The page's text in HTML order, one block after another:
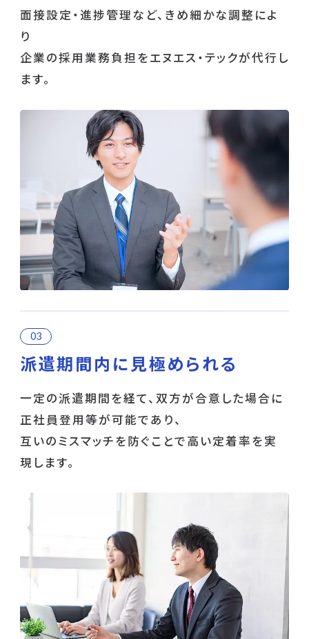
面接設定・進捗管理など、きめ細かな調整によ
り
企業の採用業務負担をエヌエス・テックが代行し
ます。
派遣期間内に見極められる
一定の派遣期間を経て、双方が合意した場合に
正社員登用等が可能であり、
互いのミスマッチを防ぐことで高い定着率を実
現します。